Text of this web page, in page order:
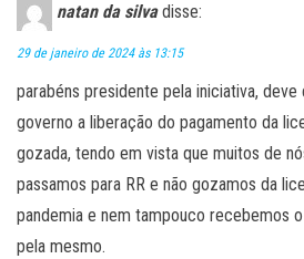
natan da silva disse:
29 de janeiro de 2024 às 13:15
parabéns presidente pela iniciativa,
governo a liberação do pagamento da
gozada, tendo em vista que muitos de
passamos para RR e não gozamos da
pandemia e nem tampouco recebemos
pela mesmo.